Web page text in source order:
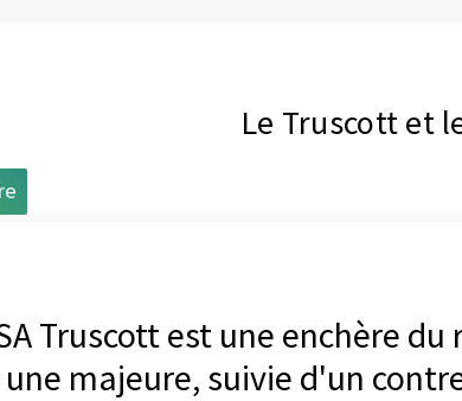
Le Truscott et
Truscott est une enchère
majeure, suivie d'un